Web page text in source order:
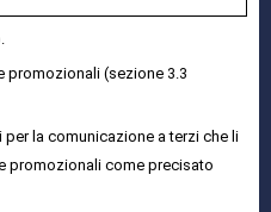
promozionali (sezione 3.3
la comunicazione a terzi che li
promozionali come precisato